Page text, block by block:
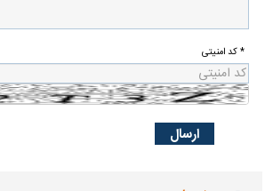
* کد امنیتی